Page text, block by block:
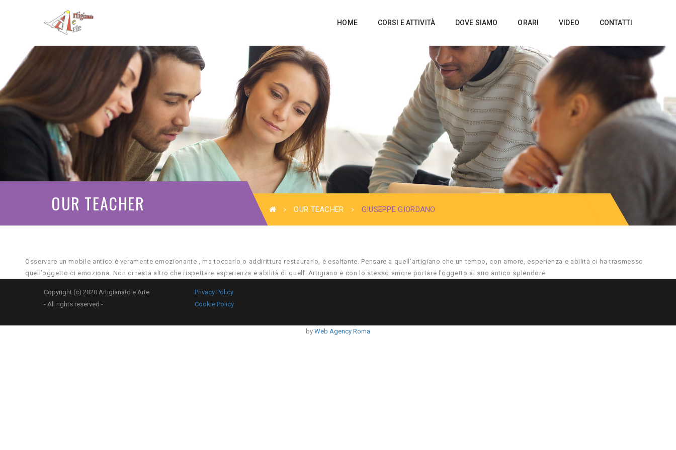
HOME CORSI E ATTIVITÀ DOVE SIAMO ORARI VIDEO CONTATTI
OUR TEACHER OUR TEACHER GIUSEPPE GIORDANO
Osservare un mobile antico è veramente emozionante , ma toccarlo o addirittura restaurarlo, è esaltante. Pensare a quell’artigiano che un tempo, con amore, esperienza e abilità ci ha trasmesso
quell’oggetto ci emoziona. Non ci resta altro che rispettare esperienza e abilità di quell’ Artigiano e con lo stesso amore portare l’oggetto al suo antico splendore.
Copyright (c) 2020 Artigianato e Arte
- All rights reserved -
Privacy Policy
Cookie Policy
by Web Agency Roma